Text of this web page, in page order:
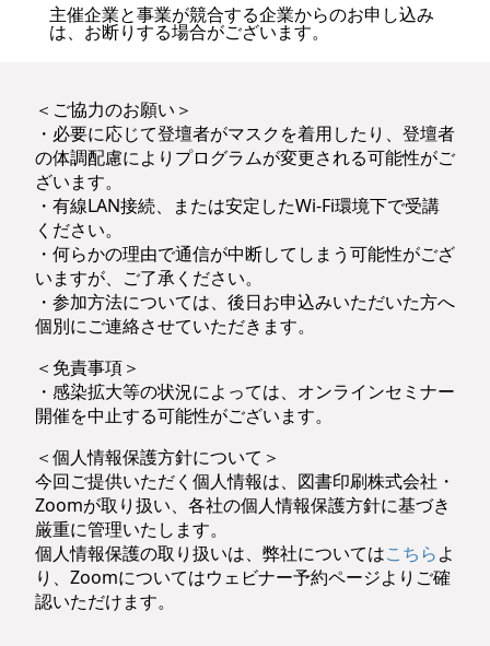
主催企業と事業が競合する企業からのお申し込み
は、お断りする場合がございます。
＜ご協力のお願い＞
・必要に応じて登壇者がマスクを着用したり、登壇者
の体調配慮によりプログラムが変更される可能性がご
ざいます。
・有線LAN接続、または安定したWi-Fi環境下で受講
ください。
・何らかの理由で通信が中断してしまう可能性がござ
いますが、ご了承ください。
・参加方法については、後日お申込みいただいた方へ
個別にご連絡させていただきます。
＜免責事項＞
・感染拡大等の状況によっては、オンラインセミナー
開催を中止する可能性がございます。
＜個人情報保護方針について＞
今回ご提供いただく個人情報は、図書印刷株式会社・
Zoomが取り扱い、各社の個人情報保護方針に基づき
厳重に管理いたします。
個人情報保護の取り扱いは、弊社についてはこちらよ
り、Zoomについてはウェビナー予約ページよりご確
認いただけます。